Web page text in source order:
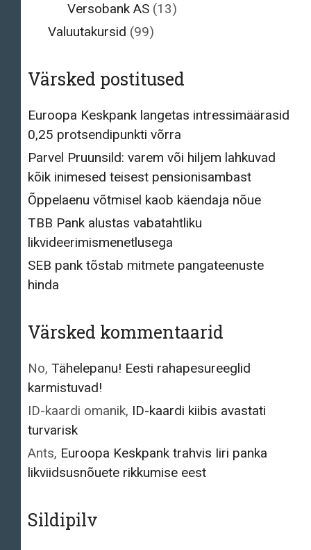
Versobank AS (13)
Valuutakursid (99)
Värsked postitused
Euroopa Keskpank langetas intressimäärasid
0,25 protsendipunkti võrra
Parvel Pruunsild: varem või hiljem lahkuvad
kõik inimesed teisest pensionisambast
Õppelaenu võtmisel kaob käendaja nõue
TBB Pank alustas vabatahtliku
likvideerimismenetlusega
SEB pank tõstab mitmete pangateenuste
hinda
Värsked kommentaarid
No, Tähelepanu! Eesti rahapesureeglid
karmistuvad!
ID-kaardi omanik, ID-kaardi kiibis avastati
turvarisk
Ants, Euroopa Keskpank trahvis Iiri panka
likviidsusnõuete rikkumise eest
Sildipilv